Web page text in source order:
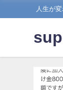
人生が